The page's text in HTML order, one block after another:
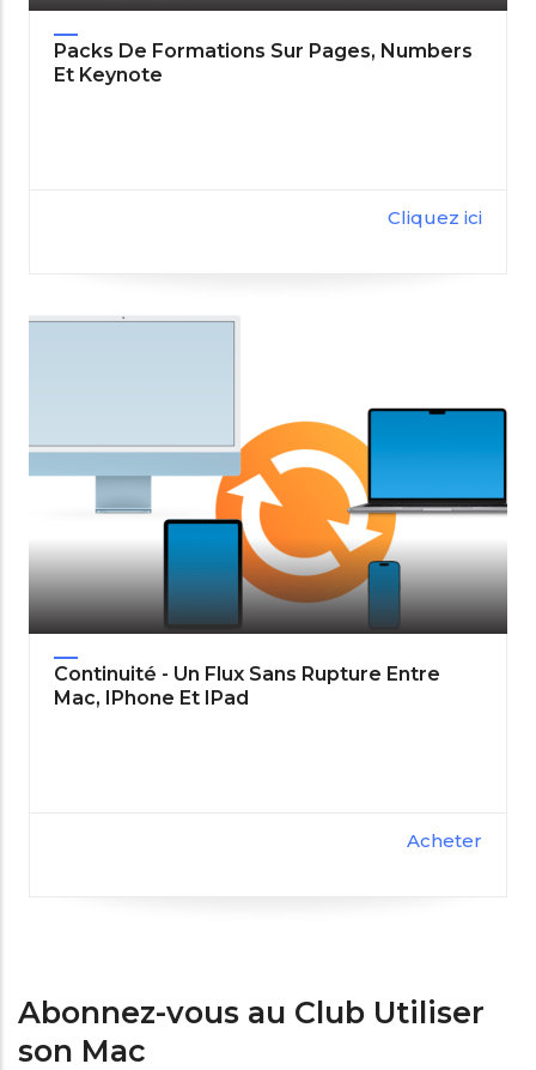
Packs De Formations Sur Pages, Numbers
Et Keynote
Cliquez ici
Continuité - Un Flux Sans Rupture Entre
Mac, IPhone Et IPad
Acheter
Abonnez-vous au Club Utiliser
son Mac